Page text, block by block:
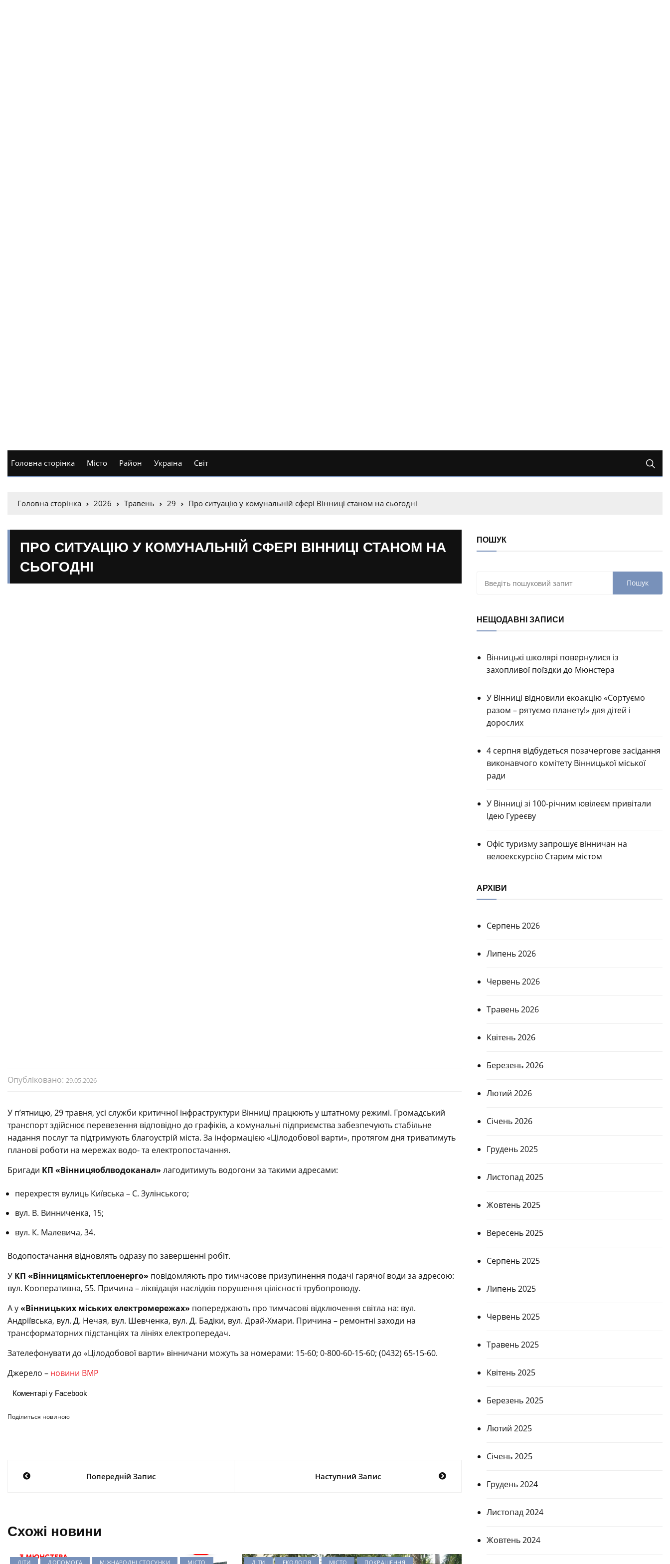
Головна сторінка Місто Район Україна Світ
Головна сторінка 2026 Травень 29 Про ситуацію у комунальній сфері Вінниці станом на сьогодні
ПРО СИТУАЦІЮ У КОМУНАЛЬНІЙ СФЕРІ ВІННИЦІ СТАНОМ НА
СЬОГОДНІ
Опубліковано: 29.05.2026
У п’ятницю, 29 травня, усі служби критичної інфраструктури Вінниці працюють у штатному режимі. Громадський
транспорт здійснює перевезення відповідно до графіків, а комунальні підприємства забезпечують стабільне
надання послуг та підтримують благоустрій міста. За інформацією «Цілодобової варти», протягом дня триватимуть
планові роботи на мережах водо- та електропостачання.
Бригади КП «Вінницяоблводоканал» лагодитимуть водогони за такими адресами:
перехрестя вулиць Київська – С. Зулінського;
вул. В. Винниченка, 15;
вул. К. Малевича, 34.
Водопостачання відновлять одразу по завершенні робіт.
У КП «Вінницяміськтеплоенерго» повідомляють про тимчасове призупинення подачі гарячої води за адресою:
вул. Кооперативна, 55. Причина – ліквідація наслідків порушення цілісності трубопроводу.
А у«Вінницьких міських електромережах» попереджають про тимчасові відключення світла на: вул.
Андріївська, вул. Д. Нечая, вул. Шевченка, вул. Д. Бадіки, вул. Драй-Хмари. Причина – ремонтні заходи на
трансформаторних підстанціях та лініях електропередач.
Зателефонувати до «Цілодобової варти» вінничани можуть за номерами: 15-60; 0-800-60-15-60; (0432) 65-15-60.
Джерело – новини ВМР
Коментарі у Facebook
Поділиться новиною
НавігаціяПопередній Запис Наступний Запис
Схожі новини
ДІТИ ДОПОМОГА МІЖНАРОДНІ СТОСУНКИ МІСТО ДІТИ ЕКОЛОГІЯ МІСТО ПОКРАЩЕННЯ
ПОШУК
НЕЩОДАВНІ ЗАПИСИ
Вінницькі школярі повернулися із
захопливої поїздки до Мюнстера
У Вінниці відновили екоакцію «Сортуємо
разом – рятуємо планету!» для дітей і
дорослих
4 серпня відбудеться позачергове засідання
виконавчого комітету Вінницької міської
ради
У Вінниці зі 100-річним ювілеєм привітали
Ідею Гуреєву
Офіс туризму запрошує вінничан на
велоекскурсію Старим містом
АРХІВИ
Серпень 2026
Липень 2026
Червень 2026
Травень 2026
Квітень 2026
Березень 2026
Лютий 2026
Січень 2026
Грудень 2025
Листопад 2025
Жовтень 2025
Вересень 2025
Серпень 2025
Липень 2025
Червень 2025
Травень 2025
Квітень 2025
Березень 2025
Лютий 2025
Січень 2025
Грудень 2024
Листопад 2024
Жовтень 2024